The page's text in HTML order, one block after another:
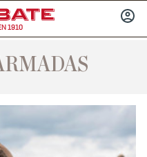
1910